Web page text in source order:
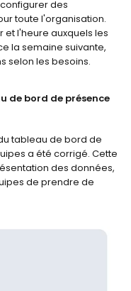
des
toute l'organisation.
l'heure auxquels les
la semaine suivante,
selon les besoins.
de bord de présence
tableau de bord de
a été corrigé. Cette
des données,
de prendre de